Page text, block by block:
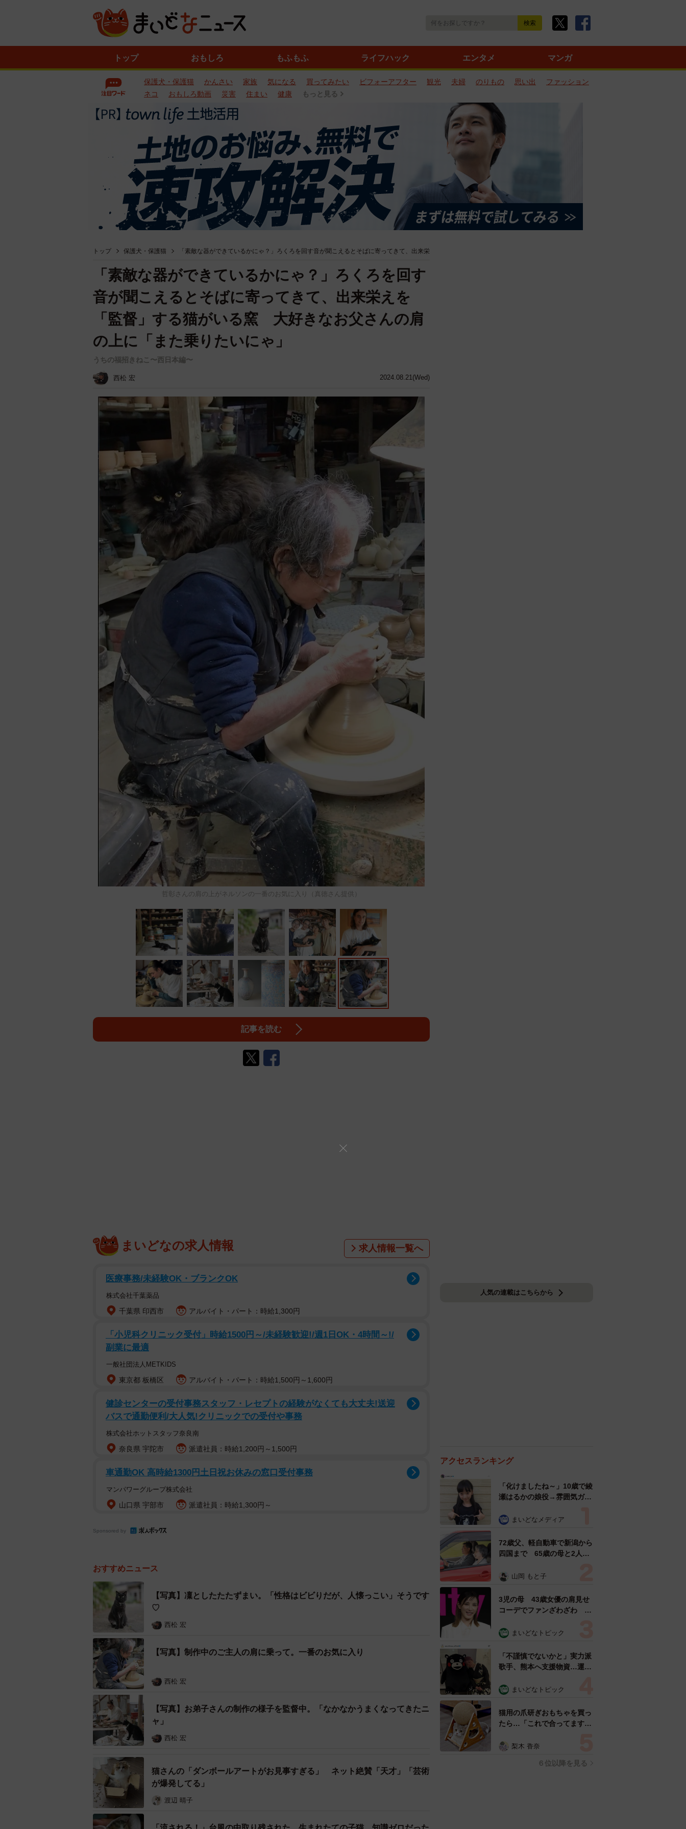
トップ おもしろ もふもふ ライフハック エンタメ マンガ
保護犬・保護猫 かんさい 家族 気になる 買ってみたい ビフォーアフター 観光 夫婦 のりもの 思い出
ファッション
ネコ
おもしろ動画 災害 住まい 健康 もっと見る
トップ 保護犬・保護猫 「素敵な器ができているかにゃ？」ろくろを回す音が聞こえるとそばに寄ってきて、出来栄
2024.08.21(Wed)
「素敵な器ができているかにゃ？」ろくろを回す
音が聞こえるとそばに寄ってきて、出来栄えを
「監督」する猫がいる窯 大好きなお父さんの肩
の上に「また乗りたいにゃ」
うちの福招きねこ〜西日本編〜
西松 宏
哲彰さんの肩の上がネルソンの一番のお気に入り（真徳さん提供）
記事を読む
まいどなの求人情報 求人情報一覧へ
医療事務/未経験OK・ブランクOK
株式会社千葉薬品
千葉県 印西市 アルバイト・パート：時給1,300円
「小児科クリニック受付」時給1500円～/未経験歓迎!/週1日OK・4時間～!/
副業に最適
一般社団法人METKIDS
東京都 板橋区 アルバイト・パート：時給1,500円～1,600円
健診センターの受付事務スタッフ・レセプトの経験がなくても大丈夫!送迎
バスで通勤便利/大人気!クリニックでの受付や事務
株式会社ホットスタッフ奈良南
奈良県 宇陀市 派遣社員：時給1,200円～1,500円
車通勤OK 高時給1300円土日祝お休みの窓口受付事務
マンパワーグループ株式会社
山口県 宇部市 派遣社員：時給1,300円～
Sponsored by
おすすめニュース
【写真】凜としたたたずまい。「性格はビビりだが、人懐っこい」そうです
♡
西松 宏
【写真】制作中のご主人の肩に乗って。一番のお気に入り
西松 宏
【写真】お弟子さんの制作の様子を監督中。「なかなかうまくなってきたニ
ャ」
西松 宏
猫さんの「ダンボールアートがお見事すぎる」 ネット絶賛「天才」「芸術
が爆発してる」
渡辺 晴子
人気の連載はこちらから
アクセスランキング
「化けましたね～」10歳で綾
瀬はるかの娘役→雰囲気ガラ
雰囲気が」「宝塚に入れそ
まいどなメディア
72歳父、軽自動車で新潟から
四国まで 65歳の母と2人で
憩まで分刻み… 「大学生で
山岡 もと子
3児の母 43歳女優の肩見せ
コーデでファンざわざわ
見」「むっかしからずっと可
まいどなトピック
「不謹慎でないかと」実力派
歌手、熊本へ支援物資…運搬
めらい 「痛いほど伝わる」
まいどなトピック
猫用の爪研ぎおもちゃを買っ
たら…「これで合ってます
響 「100点満点」「かわい
梨木 香奈
６位以降を見る